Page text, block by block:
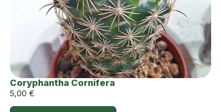
Coryphantha Cornifera
5,00 €